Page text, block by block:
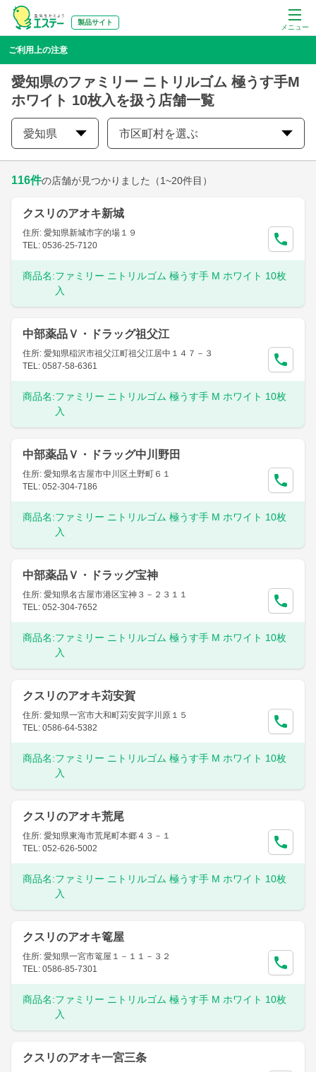
メニュー
製品サイト
ご利用上の注意
愛知県のファミリー ニトリルゴム 極うす手M
ホワイト 10枚入を扱う店舗一覧
愛知県 市区町村を選ぶ
116件の店舗が見つかりました （1~20件目）
クスリのアオキ新城
住所: 愛知県新城市字的場１９
TEL: 0536-25-7120
商品名:ファミリー ニトリルゴム 極うす手 M ホワイト 10枚
入
中部薬品Ｖ・ドラッグ祖父江
住所: 愛知県稲沢市祖父江町祖父江居中１４７－３
TEL: 0587-58-6361
商品名:ファミリー ニトリルゴム 極うす手 M ホワイト 10枚
入
中部薬品Ｖ・ドラッグ中川野田
住所: 愛知県名古屋市中川区土野町６１
TEL: 052-304-7186
商品名:ファミリー ニトリルゴム 極うす手 M ホワイト 10枚
入
中部薬品Ｖ・ドラッグ宝神
住所: 愛知県名古屋市港区宝神３－２３１１
TEL: 052-304-7652
商品名:ファミリー ニトリルゴム 極うす手 M ホワイト 10枚
入
クスリのアオキ苅安賀
住所: 愛知県一宮市大和町苅安賀字川原１５
TEL: 0586-64-5382
商品名:ファミリー ニトリルゴム 極うす手 M ホワイト 10枚
入
クスリのアオキ荒尾
住所: 愛知県東海市荒尾町本郷４３－１
TEL: 052-626-5002
商品名:ファミリー ニトリルゴム 極うす手 M ホワイト 10枚
入
クスリのアオキ篭屋
住所: 愛知県一宮市篭屋１－１１－３２
TEL: 0586-85-7301
商品名:ファミリー ニトリルゴム 極うす手 M ホワイト 10枚
入
クスリのアオキ一宮三条